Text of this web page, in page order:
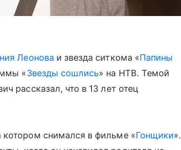
Леонова и звезда ситкома «Папины
«Звезды сошлись» на НТВ. Темой
рассказал, что в 13 лет отец
котором снимался в фильме «Гонщики».